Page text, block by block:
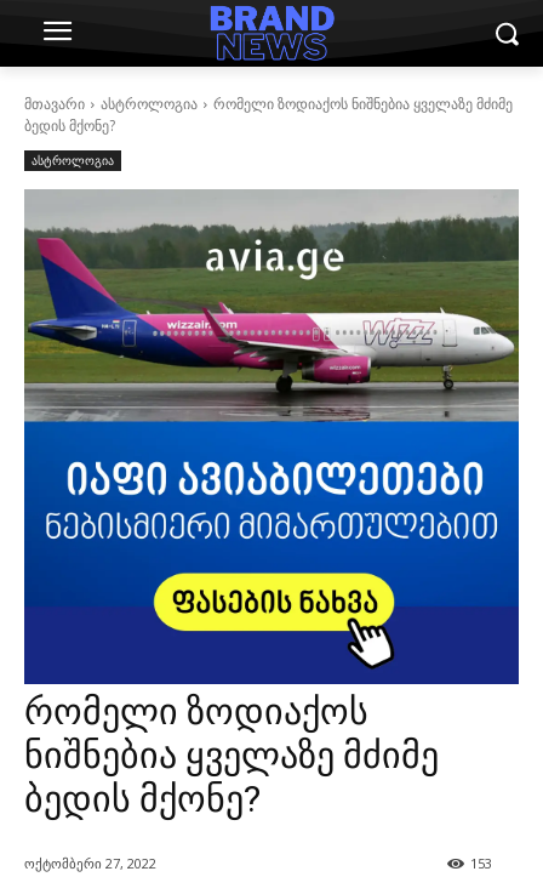
მთავარი ასტროლოგია
რომელი ზოდიაქოს ნიშნებია ყველაზე მძიმე
ბედის მქონე?
ასტროლოგია
რომელი ზოდიაქოს
ნიშნებია ყველაზე მძიმე
ბედის მქონე?
ოქტომბერი 27, 2022 153